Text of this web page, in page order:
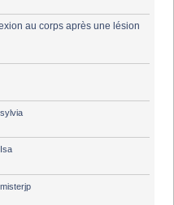
au corps après une lésion
sylvia
Isa
misterjp